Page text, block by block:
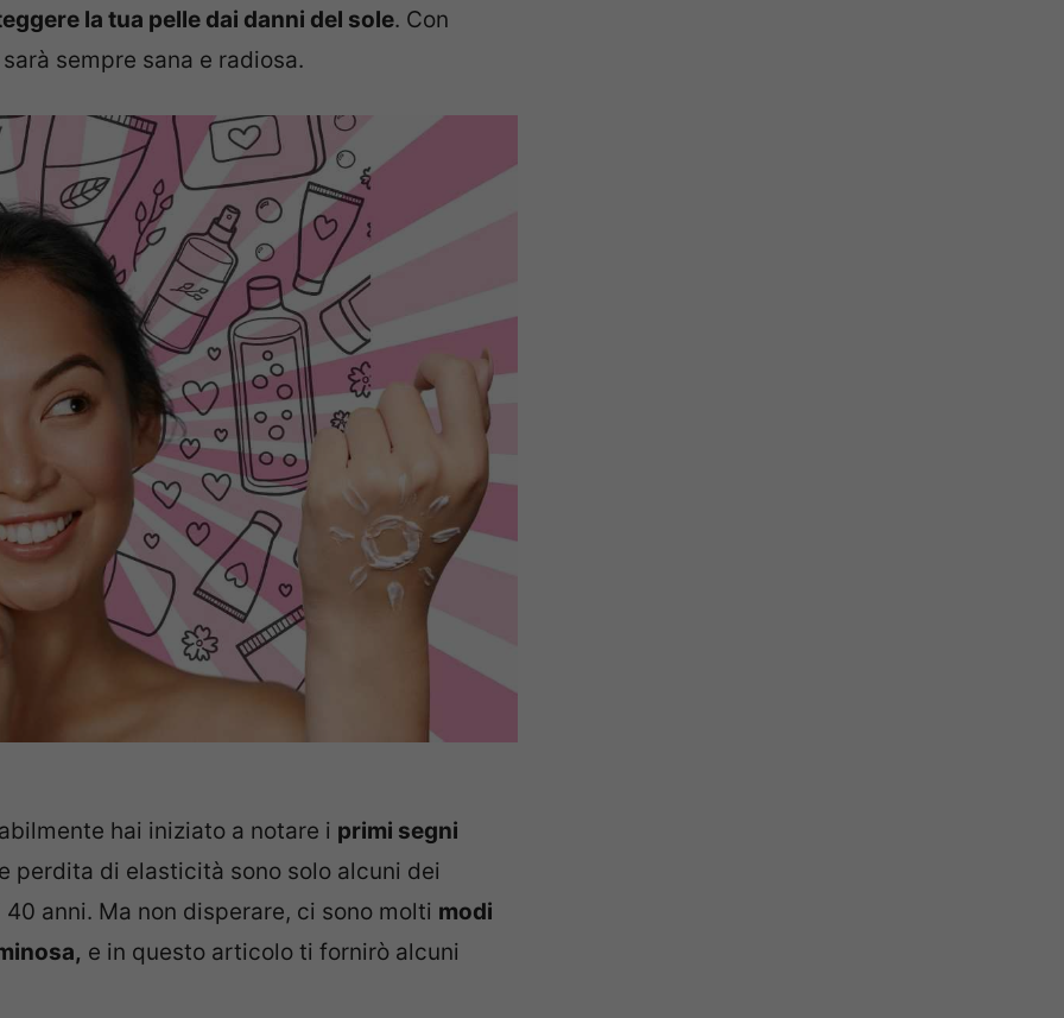
la tua pelle dai danni del sole. Con
sempre sana e radiosa.
hai iniziato a notare i primi segni
perdita di elasticità sono solo alcuni dei
anni. Ma non disperare, ci sono molti modi
e in questo articolo ti fornirò alcuni